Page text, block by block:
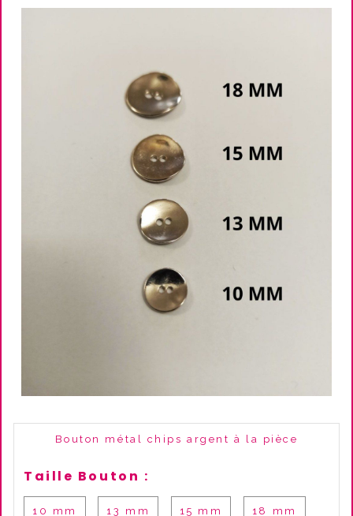
Bouton métal chips argent à la pièce
Taille Bouton :
10 mm 13 mm 15 mm 18 mm